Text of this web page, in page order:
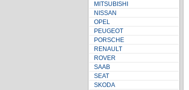
MITSUBISHI
NISSAN
OPEL
PEUGEOT
PORSCHE
RENAULT
ROVER
SAAB
SEAT
SKODA